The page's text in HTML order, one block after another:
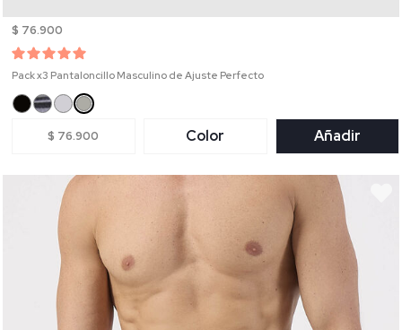
$ 76.900
Pack x3 Pantaloncillo Masculino de Ajuste Perfecto
$ 76.900 Color Añadir